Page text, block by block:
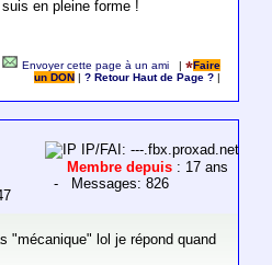
en pleine forme !
Envoyer cette page à un ami |
Faire
un DON
|? Retour Haut de Page ?
IP/FAI: ---.fbx.proxad.net
Membre depuis : 17 ans
- Messages: 826
"mécanique" lol je répond quand